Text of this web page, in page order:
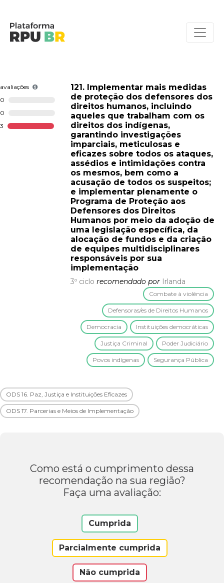
avaliações
0
0
3
121. Implementar mais medidas
de proteção dos defensores dos
direitos humanos, incluindo
aqueles que trabalham com os
direitos dos indígenas,
garantindo investigações
imparciais, meticulosas e
eficazes sobre todos os ataques,
assédios e intimidações contra
os mesmos, bem como a
acusação de todos os suspeitos;
e implementar plenamente o
Programa de Proteção aos
Defensores dos Direitos
Humanos por meio da adoção de
uma legislação específica, da
alocação de fundos e da criação
de equipes multidisciplinares
responsáveis por sua
implementação
3º ciclo recomendado por Irlanda
Combate à violência
Defensoras/es de Direitos Humanos
Democracia Instituições democráticas
Justiça Criminal Poder Judiciário
Povos indígenas Segurança Pública
ODS 16. Paz, Justiça e Instituições Eficazes
ODS 17. Parcerias e Meios de Implementação
Como está o cumprimento dessa
recomendação na sua região?
Faça uma avaliação:
Cumprida
Parcialmente cumprida
Não cumprida